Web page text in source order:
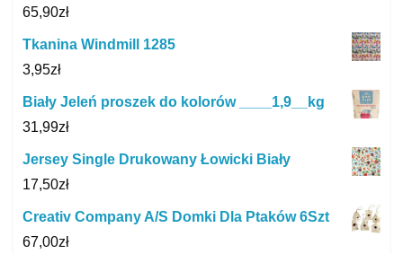
65,90zł
Tkanina Windmill 1285
3,95zł
Biały Jeleń proszek do kolorów ____1,9__kg
31,99zł
Jersey Single Drukowany Łowicki Biały
17,50zł
Creativ Company A/S Domki Dla Ptaków 6Szt
67,00zł